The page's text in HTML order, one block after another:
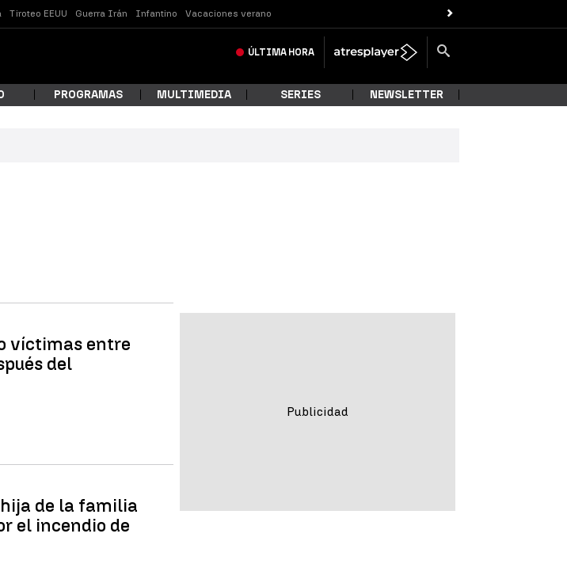
Tiroteo EEUU Guerra Irán Infantino Vacaciones verano
ÚLTIMA HORA
PROGRAMAS MULTIMEDIA SERIES NEWSLETTER
víctimas entre
del
de la familia
el incendio de